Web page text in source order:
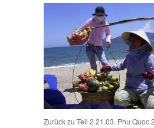
Zurück zu Teil 2 21.03. Phu Quoc